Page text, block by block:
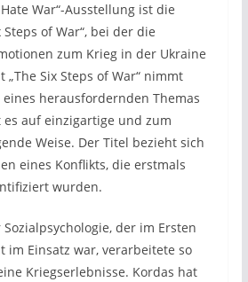
War“-Ausstellung ist die
of War“, bei der die
zum Krieg in der Ukraine
Six Steps of War“ nimmt
herausfordernden Themas
auf einzigartige und zum
Weise. Der Titel bezieht sich
eines Konflikts, die erstmals
wurden.
der im Ersten
im Einsatz war, verarbeitete so
Kriegserlebnisse. Kordas hat